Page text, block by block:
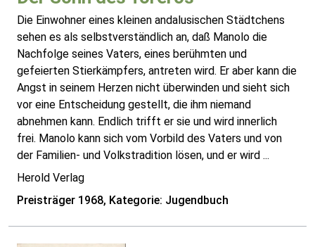
Die Einwohner eines kleinen andalusischen Städtchens
sehen es als selbstverständlich an, daß Manolo die
Nachfolge seines Vaters, eines berühmten und
gefeierten Stierkämpfers, antreten wird. Er aber kann die
Angst in seinem Herzen nicht überwinden und sieht sich
vor eine Entscheidung gestellt, die ihm niemand
abnehmen kann. Endlich trifft er sie und wird innerlich
frei. Manolo kann sich vom Vorbild des Vaters und von
der Familien- und Volkstradition lösen, und er wird ...
Herold Verlag
Preisträger 1968, Kategorie: Jugendbuch